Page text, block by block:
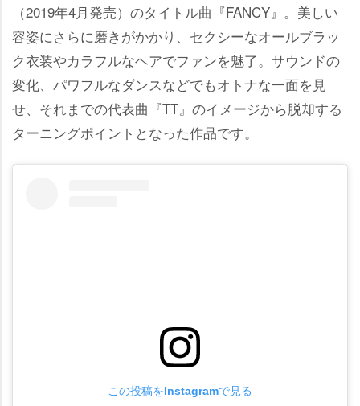
（2019年4月発売）のタイトル曲『FANCY』。美しい
容姿にさらに磨きがかかり、セクシーなオールブラッ
ク衣装やカラフルなヘアでファンを魅了。サウンドの
変化、パワフルなダンスなどでもオトナな一面を見
せ、それまでの代表曲『TT』のイメージから脱却する
ターニングポイントとなった作品です。
この投稿をInstagramで見る